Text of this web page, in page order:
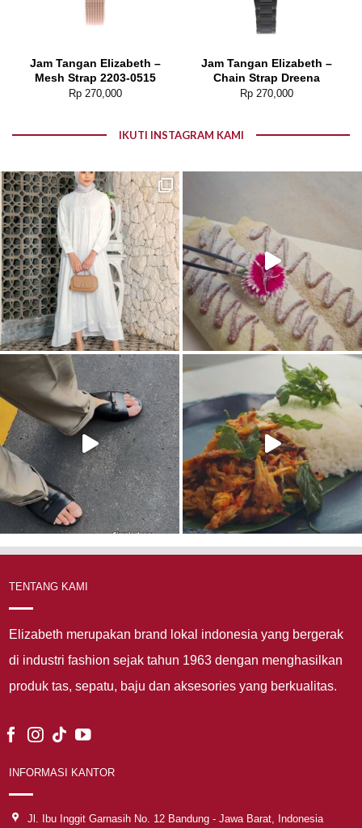
Jam Tangan Elizabeth –
Mesh Strap 2203-0515
Rp270,000
Jam Tangan Elizabeth –
Chain Strap Dreena
Rp 270,000
IKUTI INSTAGRAM KAMI
TENTANG KAMI
Elizabeth merupakan brand lokal indonesia yang bergerak
di industri fashion sejak tahun 1963 dengan menghasilkan
produk tas, sepatu, baju dan aksesories yang berkualitas.
INFORMASI KANTOR
Jl. Ibu Inggit Garnasih No. 12 Bandung - Jawa Barat, Indonesia